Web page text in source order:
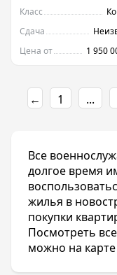
Класс
Сдача
Цена от
1 950
← 1 ...
Все
долгое время
жилья в
покупки
Посмотреть
можно на